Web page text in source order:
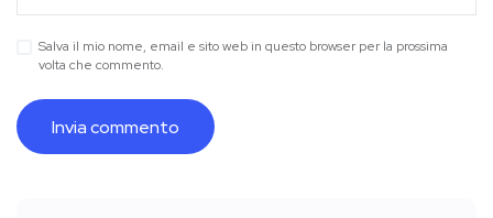
Salva il mio nome, email e sito web in questo browser per la prossima
volta che commento.